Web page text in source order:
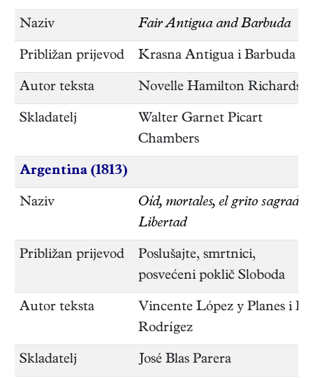
Naziv Fair Antigua and Barbuda
Približan prijevod Krasna Antigua i Barbuda
Autor teksta Novelle Hamilton Richards
Skladatelj
Walter Garnet Picart
Chambers
Argentina (1813)
Naziv
Oíd, mortales, el grito sagrado
Libertad
Približan prijevod
Poslušajte, smrtnici,
posvećeni poklič Sloboda
Autor teksta
Vincente López y Planes i P.
Rodrígez
Skladatelj José Blas Parera